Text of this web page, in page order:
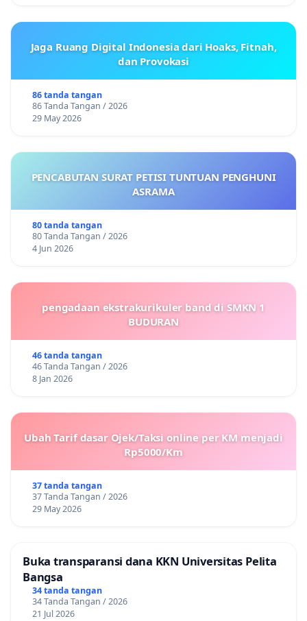
Jaga Ruang Digital Indonesia dari Hoaks, Fitnah,
dan Provokasi
86 tanda tangan
86 Tanda Tangan / 2026
29 May 2026
PENCABUTAN SURAT PETISI TUNTUAN PENGHUNI
ASRAMA
80 tanda tangan
80 Tanda Tangan / 2026
4 Jun 2026
pengadaan ekstrakurikuler band di SMKN 1
BUDURAN
46 tanda tangan
46 Tanda Tangan / 2026
8 Jan 2026
Ubah Tarif dasar Ojek/Taksi online per KM menjadi
Rp5000/Km
37 tanda tangan
37 Tanda Tangan / 2026
29 May 2026
Buka transparansi dana KKN Universitas Pelita
Bangsa
34 tanda tangan
34 Tanda Tangan / 2026
21 Jul 2026